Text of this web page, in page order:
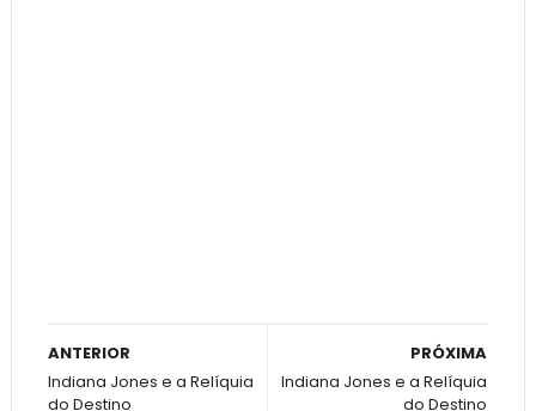
PRÓXIMA
Indiana Jones e a Relíquia
do Destino
ANTERIOR
Indiana Jones e a Relíquia
do Destino